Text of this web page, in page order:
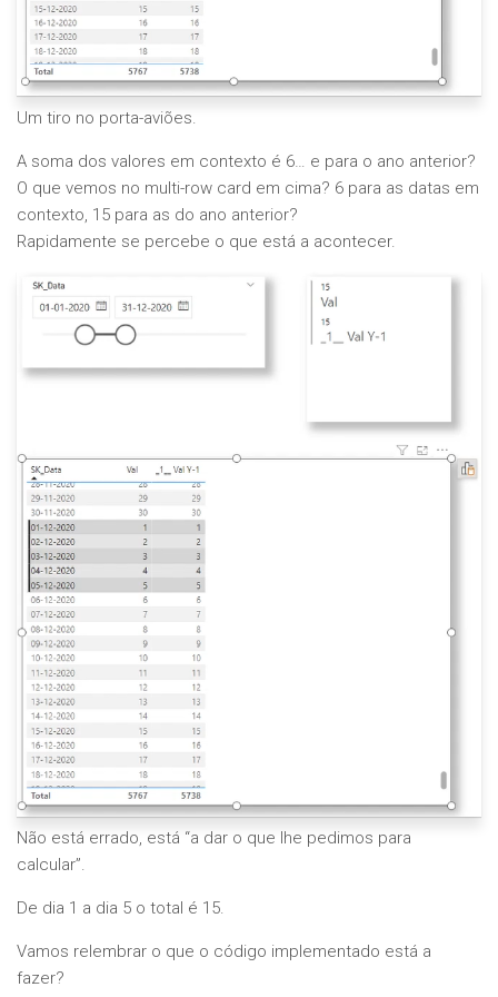
Um tiro no porta-aviões.
A soma dos valores em contexto é 6… e para o ano anterior?
O que vemos no multi-row card em cima? 6 para as datas em
contexto, 15 para as do ano anterior?
Rapidamente se percebe o que está a acontecer.
Não está errado, está “a dar o que lhe pedimos para
calcular”.
De dia 1 a dia 5 o total é 15.
Vamos relembrar o que o código implementado está a
fazer?